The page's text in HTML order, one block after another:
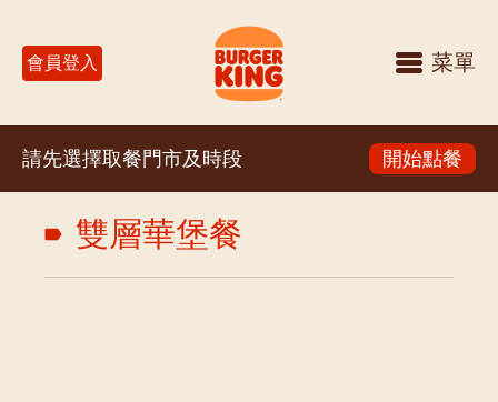
會員登入 菜單
請先選擇取餐門市及時段 開始點餐
雙層華堡餐